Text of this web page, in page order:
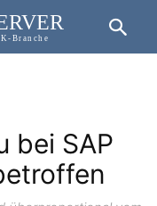
Branche
bei SAP